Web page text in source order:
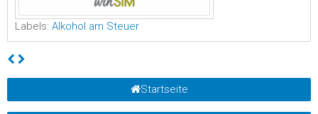
Labels: Alkohol am Steuer
Startseite